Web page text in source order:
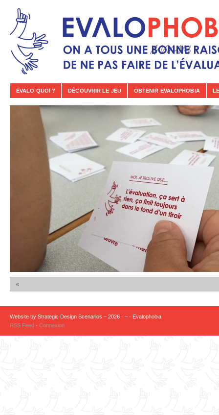
EVALO QUOI ? DÉCOUVRIR LE JEU OBTENIR EVALOPHOBIA
«
Website by Strategic Design Scenarios – 2026 · – · Evalophobia
RSS Feed · Connexion